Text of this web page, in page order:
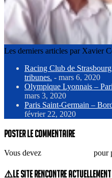
Les derniers articles par Xavier
Racing Club de
tribunes. - mars 6, 2020
Olympique Lyonnais –
mars 3, 2020
Paris Saint-Germain –
février 22, 2020
Poster le commentaire
Vous devez pour
⚠️Le site rencontre actuellement